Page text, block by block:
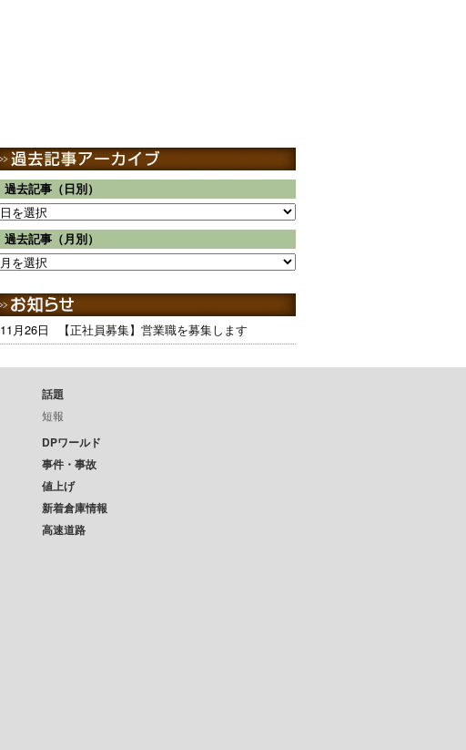
過去記事（日別）
過去記事（月別）
11月26日 【正社員募集】営業職を募集します
話題
短報
DPワールド
事件・事故
値上げ
新着倉庫情報
高速道路